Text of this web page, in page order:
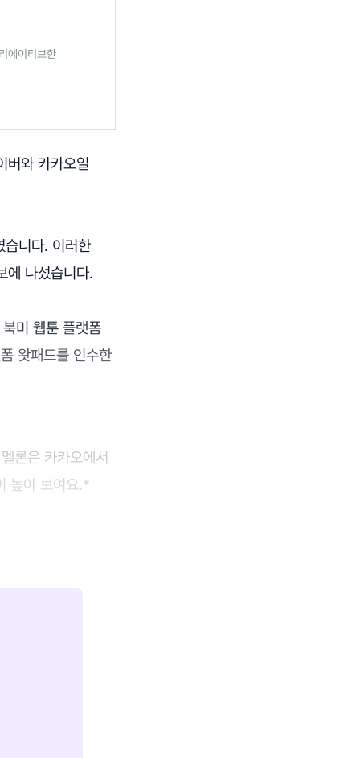
에이티브한
버와 카카오일
니다. 이러한
에 나섰습니다.
미 웹툰 플랫폼
왓패드를 인수한
론은 카카오에서
높아 보여요.*